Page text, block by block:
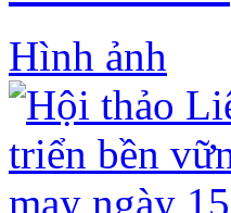
Hình ảnh